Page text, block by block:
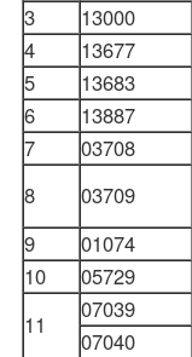
3
13000
4
13677
5
13683
6
13887
7
03708
8
03709
9
01074
10
05729
11
07039
07040